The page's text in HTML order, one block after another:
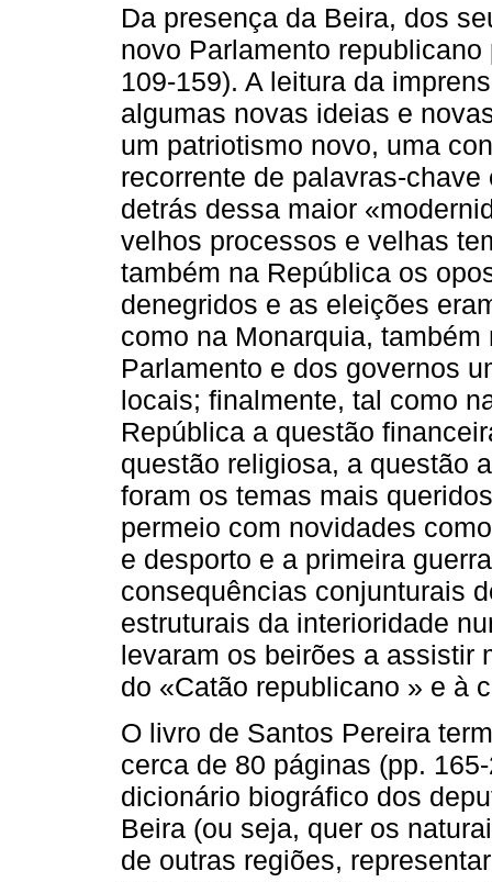
Da presença da Beira, dos
novo Parlamento
109-159). A leitura da
algumas novas ideias e
um patriotismo novo, uma
recorrente de palavras-
detrás dessa maior
velhos processos e velhas
também na República os
denegridos e as eleições
como na Monarquia,
Parlamento e dos governos
locais; finalmente, tal como
República a questão
questão religiosa, a questão
foram os temas mais
permeio com novidades
e desporto e a primeira
consequências conjunturais
estruturais da interioridade
levaram os beirões a assistir
do «Catão republicano » e à
O livro de Santos Pereira
cerca de 80 páginas (pp.
dicionário biográfico dos
Beira (ou seja, quer os
de outras regiões,